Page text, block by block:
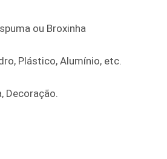
ou Broxinha
Plástico, Alumínio, etc.
Decoração.